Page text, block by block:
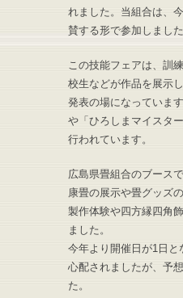
れました。当組合は、
賛する形で参加しました
この技能フェアは、訓
校生などが作品を展示
発表の場になっていま
や「ひろしまマイスタ
行われています。
広島県畳組合のブース
康畳の展示や畳グッズ
製作体験や四方縁四角
ました。
今年より開催日が1日
心配されましたが、予
た。